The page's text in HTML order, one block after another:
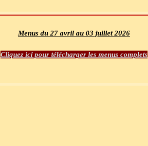
Menus du 27 avril au 03 juillet 2026
Cliquez ici pour télécharger les menus complets